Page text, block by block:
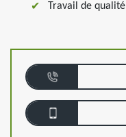
Travail de qualité